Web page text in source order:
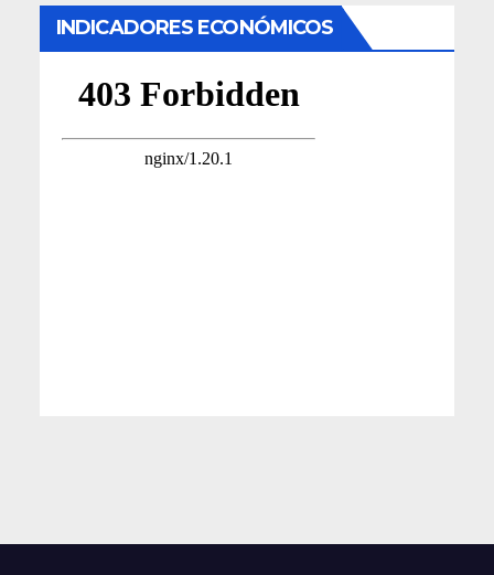
INDICADORES ECONÓMICOS